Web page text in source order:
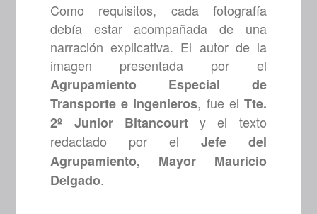
Como requisitos, cada fotografía
debía estar acompañada de una
narración explicativa. El autor de la
imagen presentada por el
Agrupamiento Especial de
Transporte e Ingenieros, fue el Tte.
2º Junior Bitancourty el texto
redactado por el Jefe del
Agrupamiento, Mayor Mauricio
Delgado.